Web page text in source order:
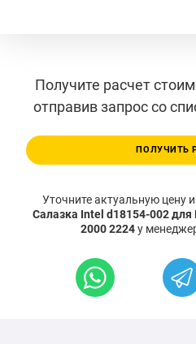
Получите расчет
отправив запрос со
ПОЛУЧИТЬ
Уточните актуальную цену
Салазка Intel d18154-002 для
2000 2224у